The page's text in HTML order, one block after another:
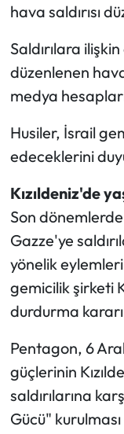
hava saldırısı
Saldırılara
düzenlenen
medya
Husiler, İsrail
edeceklerini
Kızıldeniz'de
Son
Gazze'ye
yönelik
gemicilik şirketi
durdurma kararı
Pentagon, 6
güçlerinin
saldırılarına
Gücü"